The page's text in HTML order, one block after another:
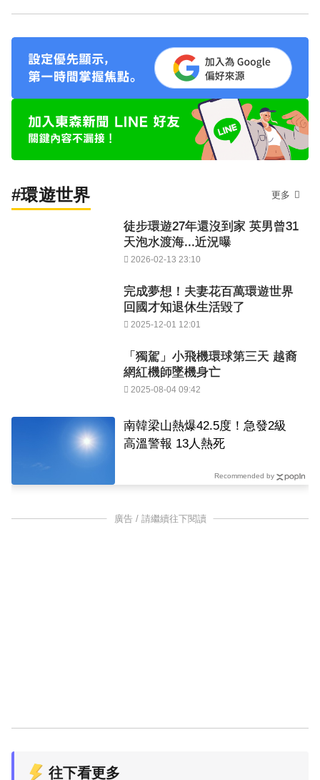
#環遊世界 更多
徒步環遊27年還沒到家 英男曾31
天泡水渡海...近況曝
2026-02-13 23:10
完成夢想！夫妻花百萬環遊世界
回國才知退休生活毀了
2025-12-01 12:01
「獨駕」小飛機環球第三天 越裔
網紅機師墜機身亡
2025-08-04 09:42
南韓梁山熱爆42.5度！急發2級
高溫警報 13人熱死
Recommended by
廣告 / 請繼續往下閱讀
往下看更多